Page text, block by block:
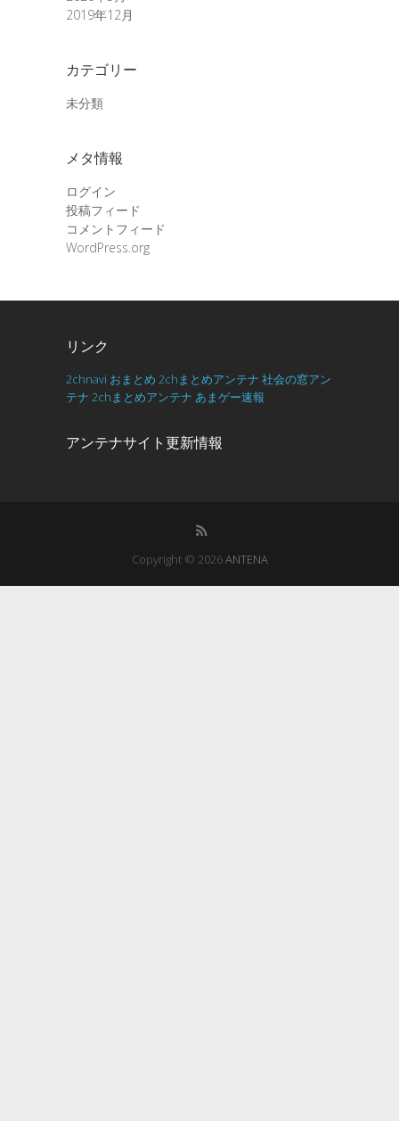
2019年12月
カテゴリー
未分類
メタ情報
ログイン
投稿フィード
コメントフィード
WordPress.org
リンク
2chnavi おまとめ 2chまとめアンテナ 社会の窓アン
テナ 2chまとめアンテナ あまゲー速報
アンテナサイト更新情報
Copyright © 2026ANTENA